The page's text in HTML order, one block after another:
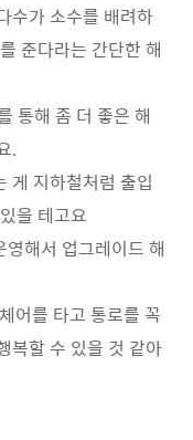
수가 소수를 배려하
준다라는 간단한 해
통해 좀 더 좋은 해
.
게 지하철처럼 출입
을 테고요
해서 업그레이드 해
어를 타고 통로를 꼭
복할 수 있을 것 같아